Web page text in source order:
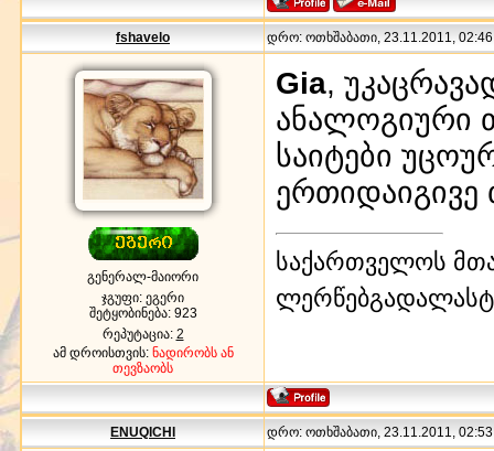
fshavelo დრო: ოთხშაბათი, 23.11.2011,
გენერალ-მაიორი
ჯგუფი: ეგერი
შეტყობინება: 923
რეპუტაცია: 2
ამ დროისთვის: ნადირობს ან
თევზაობს
Gia,
ანალოგიური
საიტები
ერთიდაიგივე
საქართველოს
ENUQICHI დრო: ოთხშაბათი, 23.11.2011,